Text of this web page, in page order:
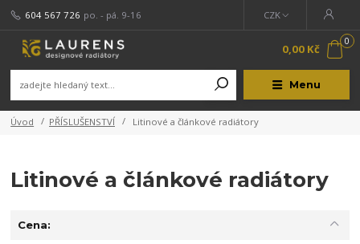
Menu
CZK
604 567 726 po. - pá. 9-16
0
0,00 Kč
Úvod PŘÍSLUŠENSTVÍ Litinové a článkové radiátory
Litinové a článkové radiátory
Cena: